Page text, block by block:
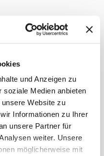
und Anzeigen zu
soziale Medien anbieten
Website zu
Informationen zu Ihrer
unsere Partner für
weiter. Unsere
möglicherweise mit
für sich und Ihre
oder Ihr Kollegium
mitbringen | 10 € |